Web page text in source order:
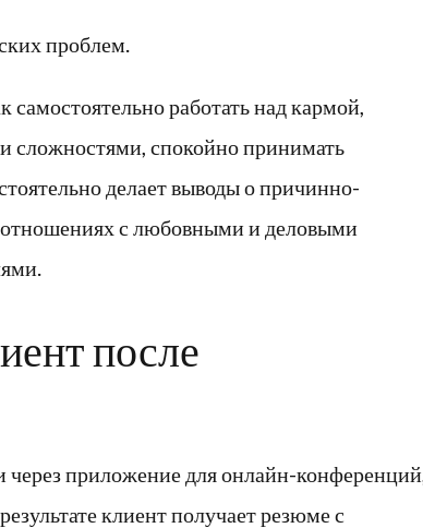
проблем.
самостоятельно работать над кармой,
сложностями, спокойно принимать
делает выводы о причинно-
отношениях с любовными и деловыми
после
через приложение для онлайн-конференций,
клиент получает резюме с